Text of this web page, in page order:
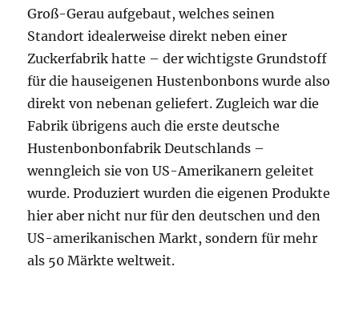
Groß-Gerau aufgebaut, welches seinen
Standort idealerweise direkt neben einer
Zuckerfabrik hatte – der wichtigste Grundstoff
für die hauseigenen Hustenbonbons wurde also
direkt von nebenan geliefert. Zugleich war die
Fabrik übrigens auch die erste deutsche
Hustenbonbonfabrik Deutschlands –
wenngleich sie von US-Amerikanern geleitet
wurde. Produziert wurden die eigenen Produkte
hier aber nicht nur für den deutschen und den
US-amerikanischen Markt, sondern für mehr
als 50 Märkte weltweit.